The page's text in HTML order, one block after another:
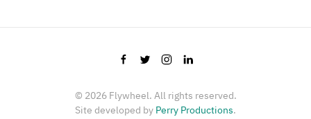
© 2026Flywheel. All rights reserved.
Site developed by Perry Productions.